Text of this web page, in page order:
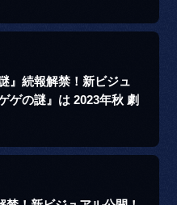
』続報解禁！新ビジュ
ゲの謎』は 2023年秋 劇